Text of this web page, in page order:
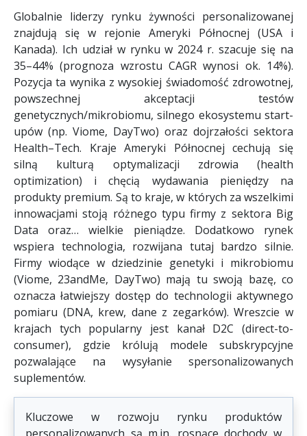
Globalnie liderzy rynku żywności personalizowanej
znajdują się w rejonie Ameryki Północnej (USA i
Kanada). Ich udział w rynku w 2024 r. szacuje się na
35–44% (prognoza wzrostu CAGR wynosi ok. 14%).
Pozycja ta wynika z wysokiej świadomość zdrowotnej,
powszechnej akceptacji testów
genetycznych/mikrobiomu, silnego ekosystemu start-
upów (np. Viome, DayTwo) oraz dojrzałości sektora
Health–Tech. Kraje Ameryki Północnej cechują się
silną kulturą optymalizacji zdrowia (health
optimization) i chęcią wydawania pieniędzy na
produkty premium. Są to kraje, w których za wszelkimi
innowacjami stoją różnego typu firmy z sektora Big
Data oraz… wielkie pieniądze. Dodatkowo rynek
wspiera technologia, rozwijana tutaj bardzo silnie.
Firmy wiodące w dziedzinie genetyki i mikrobiomu
(Viome, 23andMe, DayTwo) mają tu swoją bazę, co
oznacza łatwiejszy dostęp do technologii aktywnego
pomiaru (DNA, krew, dane z zegarków). Wreszcie w
krajach tych popularny jest kanał D2C (direct-to-
consumer), gdzie królują modele subskrypcyjne
pozwalające na wysyłanie spersonalizowanych
suplementów.
Kluczowe w rozwoju rynku produktów